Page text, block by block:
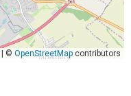
| © OpenStreetMap contributors